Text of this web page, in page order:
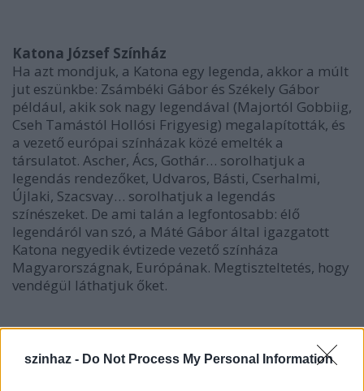
szinhaz - Do Not Process My Personal Information
Katona József Színház
Ha azt mondjuk, a Katona egy legenda, akkor a múlt
jut eszünkbe: Zsámbéki Gábor és Székely Gábor
például, akik sok nagy legendával (Majortól Gobbiig,
Cseh Tamástól Hollósi Frigyesig) megalapították, és
a vezető európai színházak közé emelték a
társulatot. Ascher, Ács, Gothár… sorolhatjuk a
legendás rendezőket, Udvaros, Básti, Cserhalmi,
Újlaki, Szacsvay… sorolhatjuk a legendás
színészeket. De ami talán a legfontosabb: élő
legendáról van szó, a Máté Gábor által igazgatott
Katona negyedik évtizede vezető színháza
Magyarországnak, Európának. Megtiszteltetés, hogy
vendégül láthatjuk őket.
Lajkó Félix
Hegedűművész, ezt szoktuk írni – miközben